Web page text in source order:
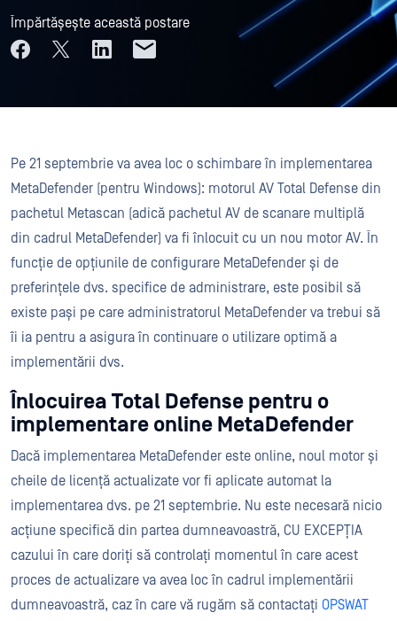
Împărtășește această postare
Pe 21 septembrie va avea loc o schimbare în implementarea
MetaDefender (pentru Windows): motorul AV Total Defense din
pachetul Metascan (adică pachetul AV de scanare multiplă
din cadrul MetaDefender) va fi înlocuit cu un nou motor AV. În
funcție de opțiunile de configurare MetaDefender și de
preferințele dvs. specifice de administrare, este posibil să
existe pași pe care administratorul MetaDefender va trebui să
îi ia pentru a asigura în continuare o utilizare optimă a
implementării dvs.
Înlocuirea Total Defense pentru o
implementare online MetaDefender
Dacă implementarea MetaDefender este online, noul motor și
cheile de licență actualizate vor fi aplicate automat la
implementarea dvs. pe 21 septembrie. Nu este necesară nicio
acțiune specifică din partea dumneavoastră, CU EXCEPȚIA
cazului în care doriți să controlați momentul în care acest
proces de actualizare va avea loc în cadrul implementării
dumneavoastră, caz în care vă rugăm să contactați OPSWAT